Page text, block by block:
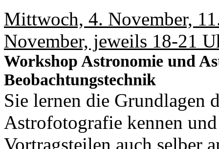
Mittwoch, 4. November,
November, jeweils 18-21
Workshop Astronomie und
Beobachtungstechnik
Sie lernen die Grundlagen
Astrofotografie kennen
Vortragsteilen auch selber